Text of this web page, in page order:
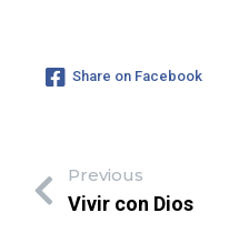
Share on Facebook
Previous
Vivir con Dios